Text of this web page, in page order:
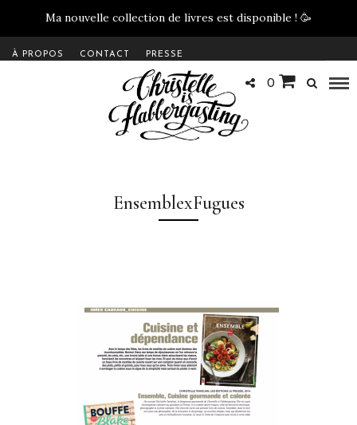
Ma nouvelle collection de livres est disponible ! 🥳
À PROPOS CONTACT PRESSE
0
EnsemblexFugues